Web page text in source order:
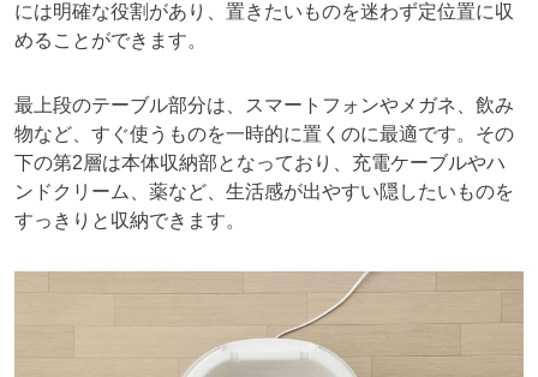
には明確な役割があり、置きたいものを迷わず定位置に収
めることができます。
最上段のテーブル部分は、スマートフォンやメガネ、飲み
物など、すぐ使うものを一時的に置くのに最適です。その
下の第2層は本体収納部となっており、充電ケーブルやハ
ンドクリーム、薬など、生活感が出やすい隠したいものを
すっきりと収納できます。